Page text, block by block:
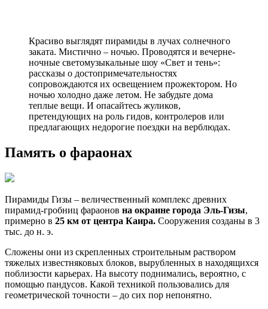
Красиво выглядят пирамиды в лучах солнечного
заката. Мистично – ночью. Проводятся и вечерне-
ночные светомузыкальные шоу «Свет и тень»:
рассказы о достопримечательностях
сопровождаются их освещением прожектором. Но
ночью холодно даже летом. Не забудьте дома
теплые вещи. И опасайтесь жуликов,
претендующих на роль гидов, контролеров или
предлагающих недорогие поездки на верблюдах.
Память о фараонах
Пирамиды Гизы – величественный комплекс древних
пирамид-гробниц фараонов на окраине города Эль-Гизы,
примерно в 25 км от центра Каира. Сооружения созданы в 3
тыс. до н. э.
Сложены они из скрепленных строительным раствором
тяжелых известняковых блоков, вырубленных в находящихся
поблизости карьерах. На высоту поднимались, вероятно, с
помощью пандусов. Какой техникой пользовались для
геометрической точности – до сих пор непонятно.